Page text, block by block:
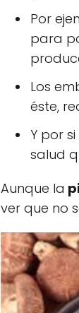
Por
para
Los
éste,
Y por
salud
Aunque la
ver que no